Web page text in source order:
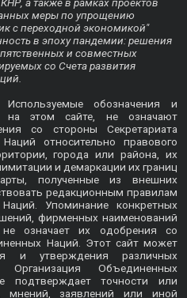
а также в рамках проектов
меры по упрощению
с переходной экономикой"
в эпоху пандемии: решения
и совместных
со Счета развития
Используемые обозначения и
на этом сайте, не означают
со стороны Секретариата
относительно правового
города или района, их
и демаркации их границ
полученные из внешних
редакционным правилам
Упоминание конкретных
фирменных наименований
означает их одобрения со
Наций. Этот сайт может
и утверждения различных
Организация Объединенных
точности или
заявлений или иной